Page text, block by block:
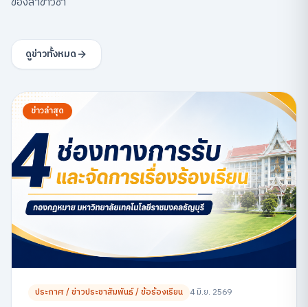
ดูข่าวทั้งหมด
ข่าวล่าสุด
ประกาศ / ข่าวประชาสัมพันธ์ / ข้อร้องเรียน 4 มิ.ย. 2569